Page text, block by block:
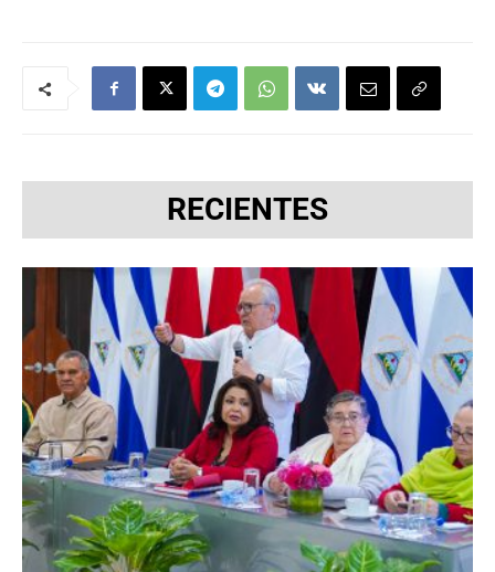
RECIENTES